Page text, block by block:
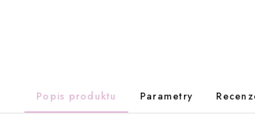
Popis produktu Parametry